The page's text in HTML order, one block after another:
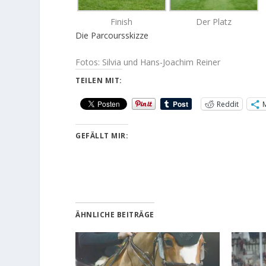
Finish
Der Platz
Die Parcoursskizze
Fotos: Silvia und Hans-Joachim Reiner
TEILEN MIT:
Reddit
GEFÄLLT MIR:
ÄHNLICHE BEITRÄGE